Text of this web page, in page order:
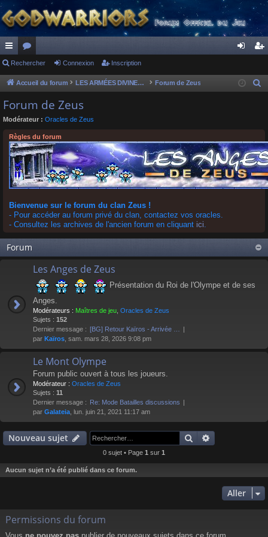
ac
co
ur
ci
or
u
s
ne cri
Rechercher Connexion Inscription
Accueil du forum LES ARMÉES DIVINES - FORUMS DE CLAN Forum de Zeus
r
c
h
e
Forum de Zeus
Modérateur : Oracles de Zeus
Règles du forum
Bienvenue sur le forum du clan Zeus !
- Pour accéder au forum privé du clan, contactez vos oracles.
- Consultez les archives de l'ancien forum en cliquant ici.
Forum
Les Anges de Zeus
Présentation du Roi de l'Olympe et de ses
Anges.
Modérateurs : Maîtres de jeu Oracles de Zeus
Sujets : 152
Dernier message : [BG] Retour Kaïros - Arrivée …
par Kaïros , sam. mars 28, 2026 9:08 pm
Le Mont Olympe
Forum public ouvert à tous les joueurs.
Modérateur : Oracles de Zeus
Sujets : 11
Dernier message : Re: Mode Batailles discussions
par Galateia , lun. juin 21, 2021 11:17 am
Nouveau sujet Rechercher
0 sujet • Page 1 sur 1
Aucun sujet n’a été publié dans ce forum.
Aller
Permissions du forum